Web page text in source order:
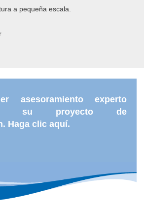
a pequeña escala.
asesoramiento experto
su proyecto de
Haga clic aquí.